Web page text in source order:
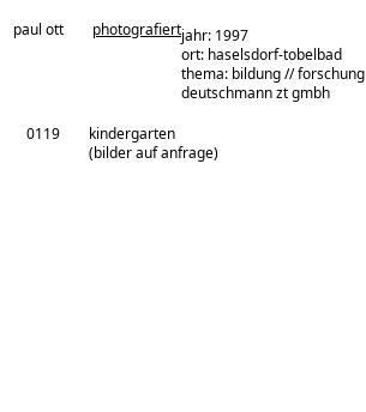
paul ott photografiertjahr: 1997
ort: haselsdorf-tobelbad
thema: bildung // forschung
architekturbüro:
deutschmann zt gmbh
0119
kindergarten
(bilder auf anfrage)